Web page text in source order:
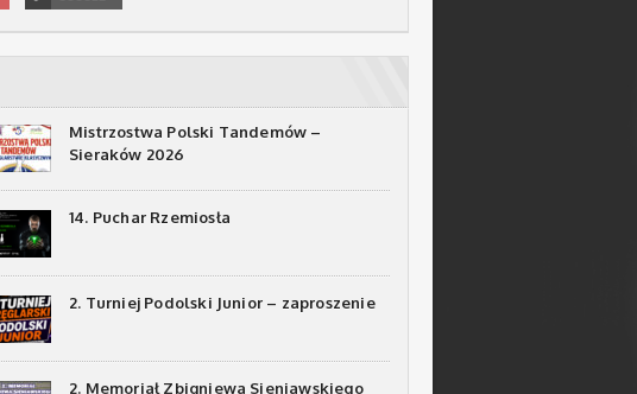
Mistrzostwa Polski Tandemów –
Sieraków 2026
14. Puchar Rzemiosła
2. Turniej Podolski Junior – zaproszenie
2. Memoriał Zbigniewa Sieniawskiego